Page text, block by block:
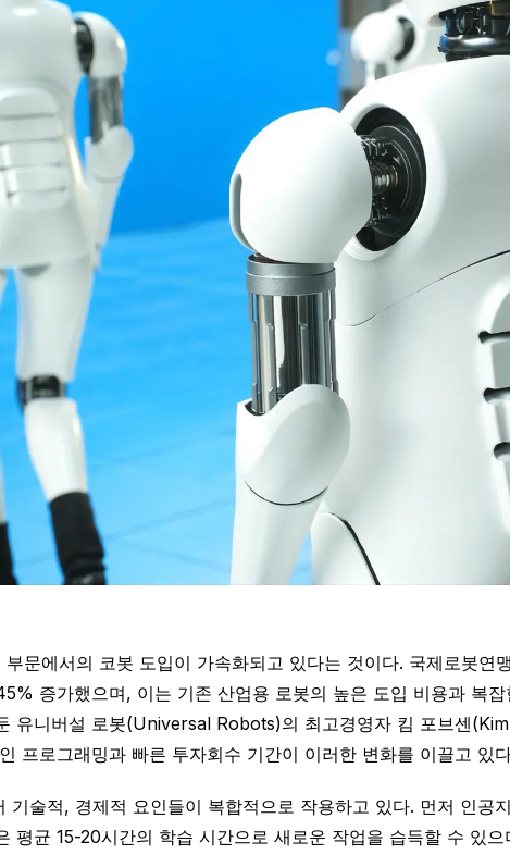
문에서의 코봇 도입이 가속화되고 있다는 것이다. 국제로봇
증가했으며, 이는 기존 산업용 로봇의 높은 도입 비용과 복
유니버설 로봇(Universal Robots)의 최고경영자 킴 포브센
프로그래밍과 빠른 투자회수 기간이 이러한 변화를 이끌고 있
기술적, 경제적 요인들이 복합적으로 작용하고 있다. 먼저 인
평균 15-20시간의 학습 시간으로 새로운 작업을 습득할 수 있